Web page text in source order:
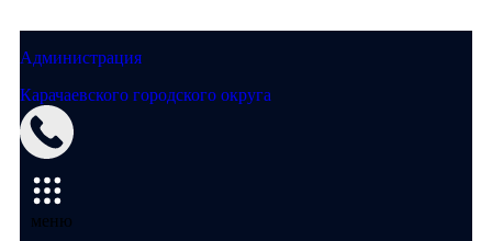
Администрация
Карачаевского городского округа
меню